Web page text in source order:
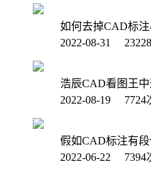
如何去掉CAD标注
2022-08-31
浩辰CAD看图王
2022-08-19 7724
假如CAD标注有段
2022-06-22 7394